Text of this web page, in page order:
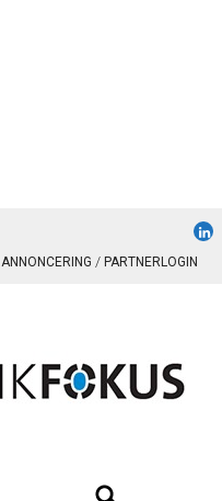
ANNONCERING PARTNERLOGIN